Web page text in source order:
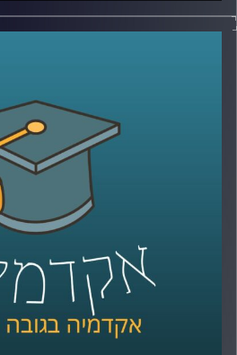
אנחנו יודעים שצרת רבים היא חצי
ההיבטים הפסיכולוגיים של השאלה
לשיחה על האחד באפריל ושקרים
קרדיט תמונות:
AudioVersity